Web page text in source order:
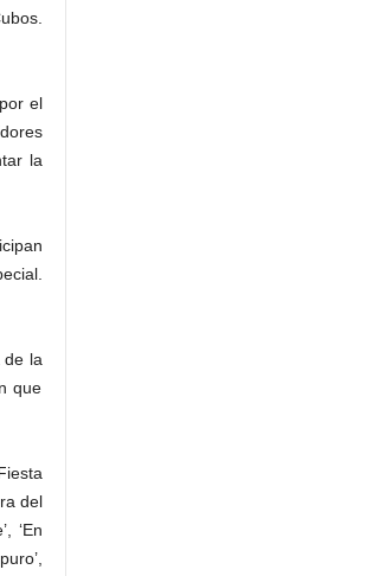
el
la
de la
que
del
‘En